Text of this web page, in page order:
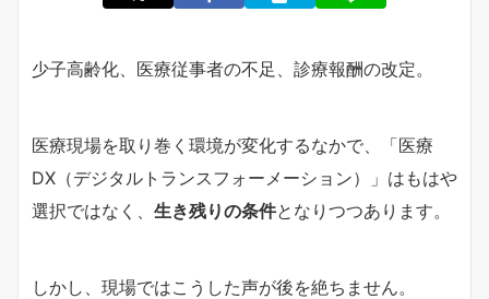
少子高齢化、医療従事者の不足、診療報酬の改定。
医療現場を取り巻く環境が変化するなかで、「医療
DX（デジタルトランスフォーメーション）」はもはや
選択ではなく、 生き残りの条件となりつつあります。
しかし、現場ではこうした声が後を絶ちません。